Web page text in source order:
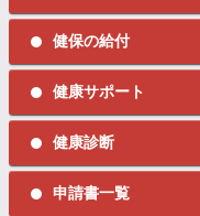
健保の給付
健康サポート
健康診断
申請書一覧